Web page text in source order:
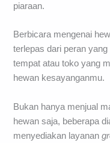
piaraan.
Berbicara mengenai
terlepas dari peran
tempat atau toko yang
hewan kesayanganmu.
Bukan hanya menjual
hewan saja, beberapa
menyediakan layanan